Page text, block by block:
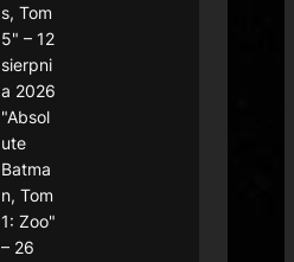
s, Tom
5" – 12
sierpni
a 2026
"Absol
ute
Batma
n, Tom
1: Zoo"
– 26